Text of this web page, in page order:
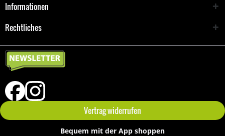
Informationen
Rechtliches
Vertrag widerrufen
Bequem mit der App shoppen